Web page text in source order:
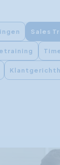
Sales